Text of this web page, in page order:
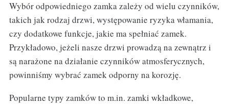
Wybór odpowiedniego zamka zależy od wielu czynników,
takich jak rodzaj drzwi, występowanie ryzyka włamania,
czy dodatkowe funkcje, jakie ma spełniać zamek.
Przykładowo, jeżeli nasze drzwi prowadzą na zewnątrz i
są narażone na działanie czynników atmosferycznych,
powinniśmy wybrać zamek odporny na korozję.
Popularne typy zamków to m.in. zamki wkładkowe,